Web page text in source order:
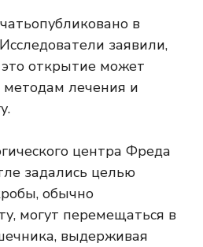
опубликовано в
Исследователи заявили,
открытие может
лечения и
центра Фреда
задались целью
обычно
могут перемещаться в
выдерживая